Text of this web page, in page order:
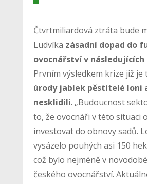
Čtvrtmiliardová ztráta bude
Ludvíka zásadní dopad do
ovocnářství v
Prvním výsledkem krize již je
úrody jablek pěstitelé loni
nesklidili. „Budoucnost
to, že ovocnáři v této situaci
investovat do obnovy sadů.
vysázelo pouhých asi 150
což bylo nejméně v
českého ovocnářství.